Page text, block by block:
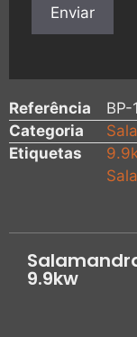
Referência
BP-
Categoria
Etiquetas
9.9kw